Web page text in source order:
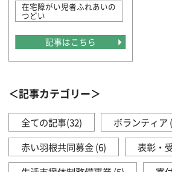
在宅障がい児者ふれあいの
つどい
記事はこちら
＜記事カテゴリー＞
全ての記事(32)
ボランティア
赤い羽根共同募金 (6)
表彰・